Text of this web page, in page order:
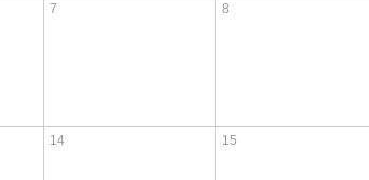
7 8
14 15